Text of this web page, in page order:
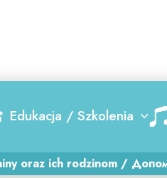
Edukacja / Szkolenia
oraz ich rodzinom /